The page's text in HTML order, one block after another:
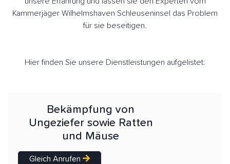
Kammerjäger Wilhelmshaven Schleuseninsel das Problem
für sie beseitigen.
Hier finden Sie unsere Dienstleistungen aufgelistet:
Bekämpfung von
Ungeziefer sowie Ratten
und Mäuse
Gleich Anrufen